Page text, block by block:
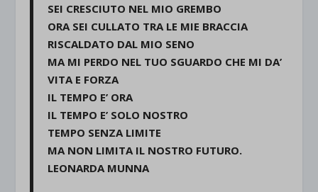
SEI CRESCIUTO NEL MIO GREMBO
ORA SEI CULLATO TRA LE MIE BRACCIA
RISCALDATO DAL MIO SENO
MA MI PERDO NEL TUO SGUARDO CHE MI DA’
VITA E FORZA
IL TEMPO E’ ORA
IL TEMPO E’ SOLO NOSTRO
TEMPO SENZA LIMITE
MA NON LIMITA IL NOSTRO FUTURO.
LEONARDA MUNNA